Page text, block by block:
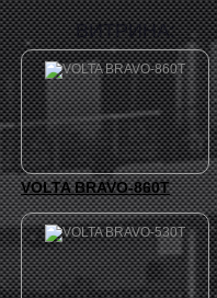
ВИТРИНА:
VOLTA BRAVO-860T